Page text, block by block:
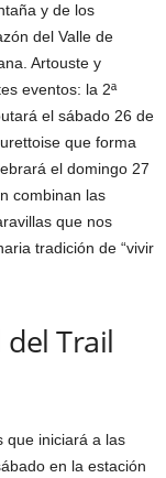
y de los
del Valle de
Artouste y
eventos: la 2ª
el sábado 26 de
que forma
el domingo 27
combinan las
que nos
tradición de “vivir
Trail
que iniciará a las
en la estación